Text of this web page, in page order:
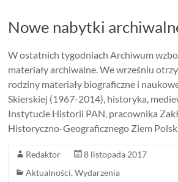
Nowe nabytki
W ostatnich tygodniach Archiwum
materiały archiwalne. We wrześniu
rodziny materiały biograficzne i
Skierskiej (1967-2014), historyka,
Instytucie Historii PAN, pracownika
Historyczno-Geograficznego Ziem
Redaktor
8 listopada 2017
Aktualności,Wydarzenia